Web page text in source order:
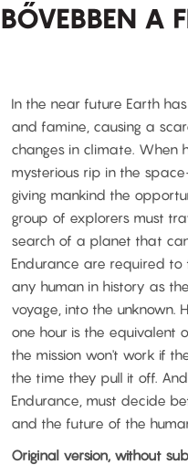
BŐVEBBEN A
In the near future Earth
and famine, causing a
changes in climate. When
mysterious rip in the
giving mankind the
group of explorers must
search of a planet that
Endurance are required
any human in history as
voyage, into the unknown.
one hour is the equivalent
the mission won't work if
the time they pull it off.
Endurance, must decide
and the future of the
Original version, without